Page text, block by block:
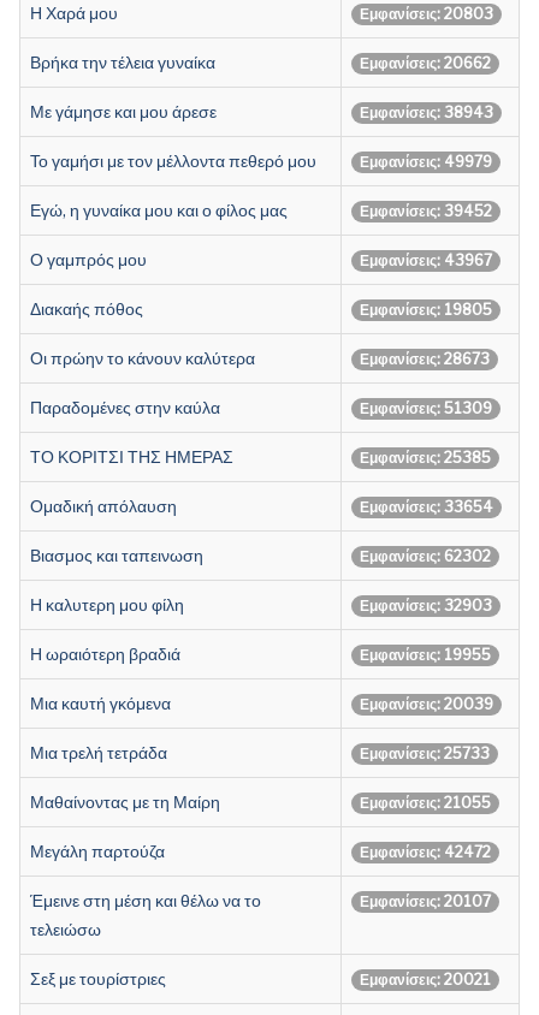
Η Χαρά μου Εμφανίσεις: 20803
Βρήκα την τέλεια γυναίκα Εμφανίσεις: 20662
Με γάμησε και μου άρεσε Εμφανίσεις: 38943
Το γαμήσι με τον μέλλοντα πεθερό μου Εμφανίσεις: 49979
Εγώ, η γυναίκα μου και ο φίλος μας Εμφανίσεις: 39452
Ο γαμπρός μου Εμφανίσεις: 43967
Διακαής πόθος Εμφανίσεις: 19805
Οι πρώην το κάνουν καλύτερα Εμφανίσεις: 28673
Παραδομένες στην καύλα Εμφανίσεις: 51309
ΤΟ ΚΟΡΙΤΣΙ ΤΗΣ ΗΜΕΡΑΣ Εμφανίσεις: 25385
Ομαδική απόλαυση Εμφανίσεις: 33654
Βιασμος και ταπεινωση Εμφανίσεις: 62302
Η καλυτερη μου φίλη Εμφανίσεις: 32903
Η ωραιότερη βραδιά Εμφανίσεις: 19955
Μια καυτή γκόμενα Εμφανίσεις: 20039
Μια τρελή τετράδα Εμφανίσεις: 25733
Μαθαίνοντας με τη Μαίρη Εμφανίσεις: 21055
Μεγάλη παρτούζα Εμφανίσεις: 42472
Έμεινε στη μέση και θέλω να το
τελειώσω
Εμφανίσεις: 20107
Σεξ με τουρίστριες Εμφανίσεις: 20021